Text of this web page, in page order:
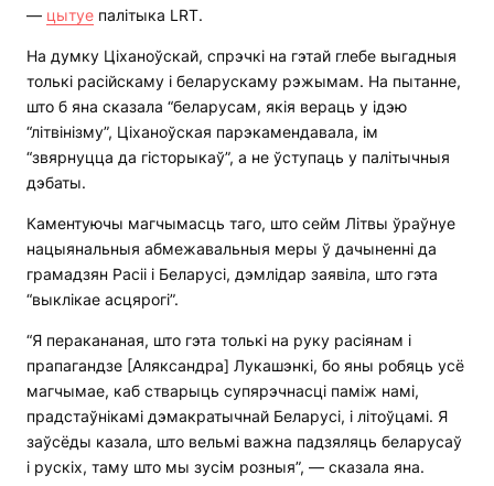
— цытуе палітыка LRT.
На думку Ціханоўскай, спрэчкі на гэтай глебе выгадныя
толькі расійскаму і беларускаму рэжымам. На пытанне,
што б яна сказала “беларусам, якія вераць у ідэю
“літвінізму”, Ціханоўская парэкамендавала, ім
“звярнуцца да гісторыкаў”, а не ўступаць у палітычныя
дэбаты.
Каментуючы магчымасць таго, што сейм Літвы ўраўнуе
нацыянальныя абмежавальныя меры ў дачыненні да
грамадзян Расіі і Беларусі, дэмлідар заявіла, што гэта
“выклікае асцярогі”.
“Я перакананая, што гэта толькі на руку расіянам і
прапагандзе [Аляксандра] Лукашэнкі, бо яны робяць усё
магчымае, каб стварыць супярэчнасці паміж намі,
прадстаўнікамі дэмакратычнай Беларусі, і літоўцамі. Я
заўсёды казала, што вельмі важна падзяляць беларусаў
і рускіх, таму што мы зусім розныя”, — сказала яна.